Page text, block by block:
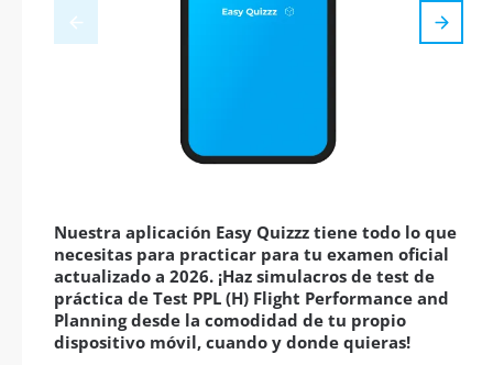
Nuestra aplicación Easy Quizzz tiene todo lo que
necesitas para practicar para tu examen oficial
actualizado a 2026. ¡Haz simulacros de test de
práctica de Test PPL (H) Flight Performance and
Planning desde la comodidad de tu propio
dispositivo móvil, cuando y donde quieras!